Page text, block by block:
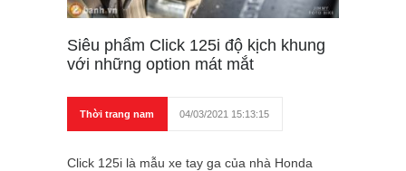
Siêu phẩm Click 125i độ kịch khung
với những option mát mắt
Thời trang nam 04/03/2021 15:13:15
Click 125i là mẫu xe tay ga của nhà Honda